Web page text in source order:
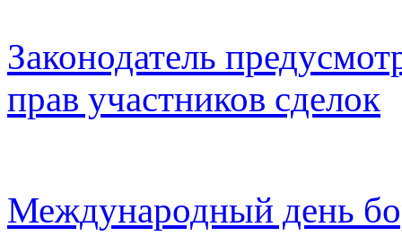
Законодатель
прав участников сделок
Международный день